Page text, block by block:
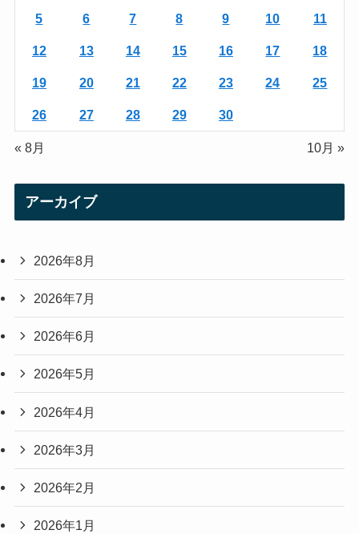
5 6 7 8 9 10 11
12 13 14 15 16 17 18
19 20 21 22 23 24 25
26 27 28 29 30
« 8月 10月 »
アーカイブ
2026年8月
2026年7月
2026年6月
2026年5月
2026年4月
2026年3月
2026年2月
2026年1月